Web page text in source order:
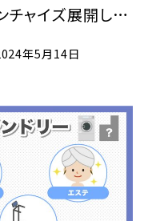
チャイズ展開して
年5月14日